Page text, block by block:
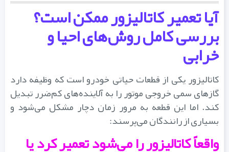
آیا تعمیر کاتالیزور ممکن است؟
بررسی کامل روش‌های احیا و
خرابی
کاتالیزور یکی از قطعات حیاتی خودرو است که وظیفه دارد
گازهای سمی خروجی موتور را به آلاینده‌های کم‌ضرر تبدیل
کند. اما این قطعه به مرور زمان دچار مشکل می‌شود و
بسیاری از رانندگان می‌پرسند:
واقعاً کاتالیزور را می‌شود تعمیر کرد یا